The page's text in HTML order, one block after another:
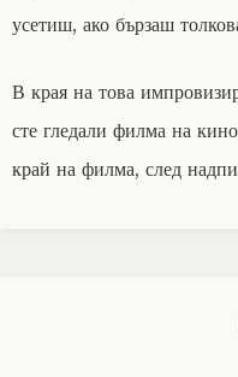
усетиш, ако бързаш
В края на това
сте гледали филма на
край на филма, след